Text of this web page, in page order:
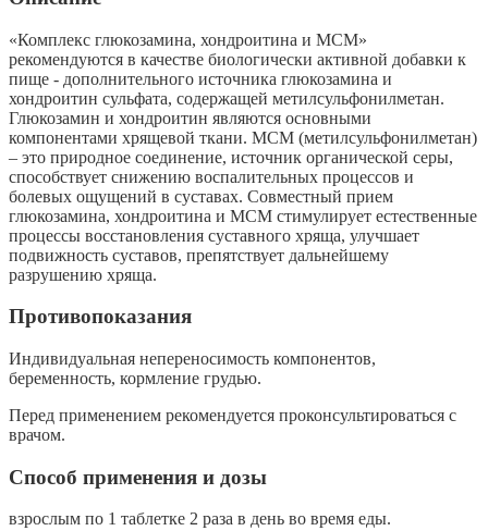
«Комплекс глюкозамина, хондроитина и МСМ»
рекомендуются в качестве биологически активной добавки к
пище - дополнительного источника глюкозамина и
хондроитин сульфата, содержащей метилсульфонилметан.
Глюкозамин и хондроитин являются основными
компонентами хрящевой ткани. МСМ (метилсульфонилметан)
– это природное соединение, источник органической серы,
способствует снижению воспалительных процессов и
болевых ощущений в суставах. Совместный прием
глюкозамина, хондроитина и МСМ стимулирует естественные
процессы восстановления суставного хряща, улучшает
подвижность суставов, препятствует дальнейшему
разрушению хряща.
Противопоказания
Индивидуальная непереносимость компонентов,
беременность, кормление грудью.
Перед применением рекомендуется проконсультироваться с
врачом.
Способ применения и дозы
взрослым по 1 таблетке 2 раза в день во время еды.